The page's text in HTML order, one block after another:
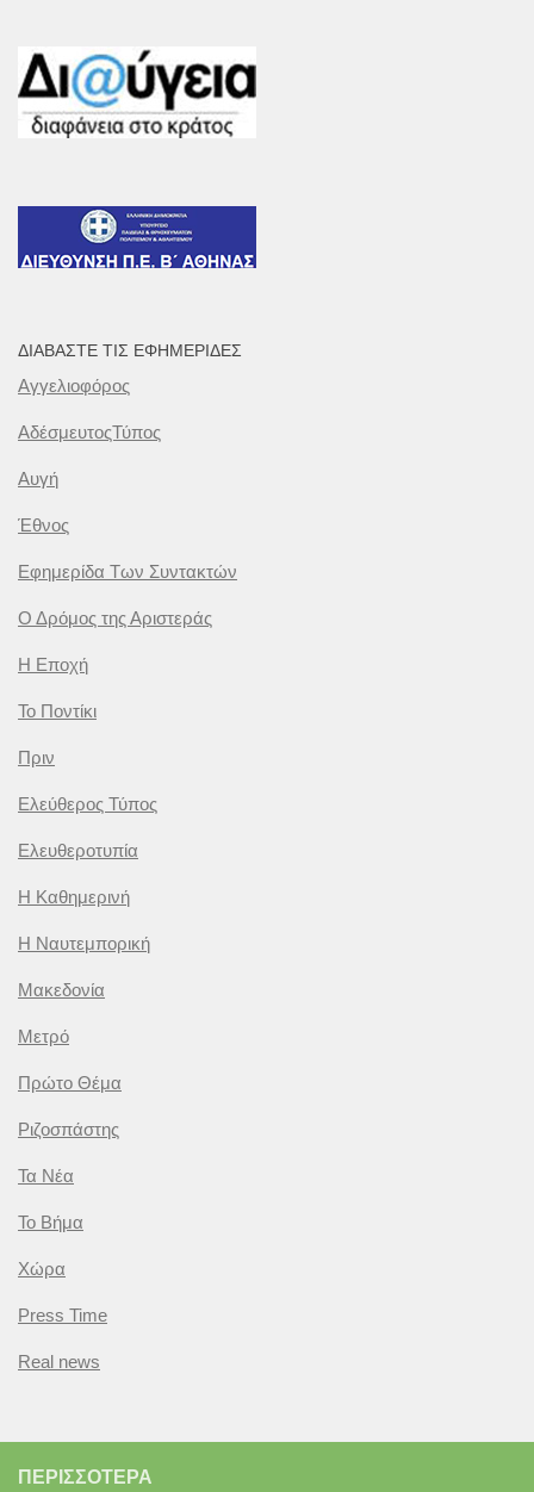
ΔΙΑΒΆΣΤΕ ΤΙΣ ΕΦΗΜΕΡΊΔΕΣ
Αγγελιοφόρος
ΑδέσμευτοςΤύπος
Αυγή
Έθνος
Εφημερίδα Των Συντακτών
Ο Δρόμος της Αριστεράς
Η Εποχή
Το Ποντίκι
Πριν
Ελεύθερος Τύπος
Ελευθεροτυπία
Η Καθημερινή
Η Ναυτεμπορική
Μακεδονία
Μετρό
Πρώτο Θέμα
Ριζοσπάστης
Τα Νέα
Το Βήμα
Χώρα
Press Time
Real news
ΠΕΡΙΣΣΌΤΕΡΑ